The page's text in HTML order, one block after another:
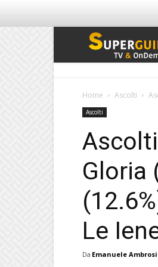
Home Ascolti
Ascolti
Gloria
Le
Da Emanuele